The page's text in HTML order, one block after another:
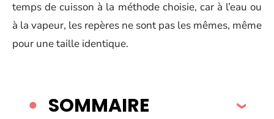
temps de cuisson à la méthode choisie, car à l’eau ou
à la vapeur, les repères ne sont pas les mêmes, même
pour une taille identique.
SOMMAIRE